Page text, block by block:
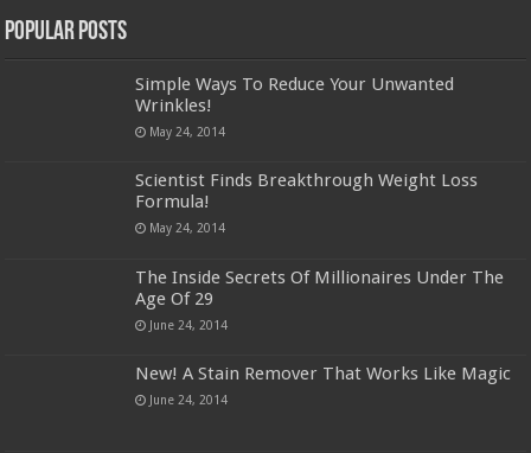
Popular Posts
Simple Ways To Reduce Your Unwanted
Wrinkles!
May 24, 2014
Scientist Finds Breakthrough Weight Loss
Formula!
May 24, 2014
The Inside Secrets Of Millionaires Under The
Age Of 29
June 24, 2014
New! A Stain Remover That Works Like Magic
June 24, 2014